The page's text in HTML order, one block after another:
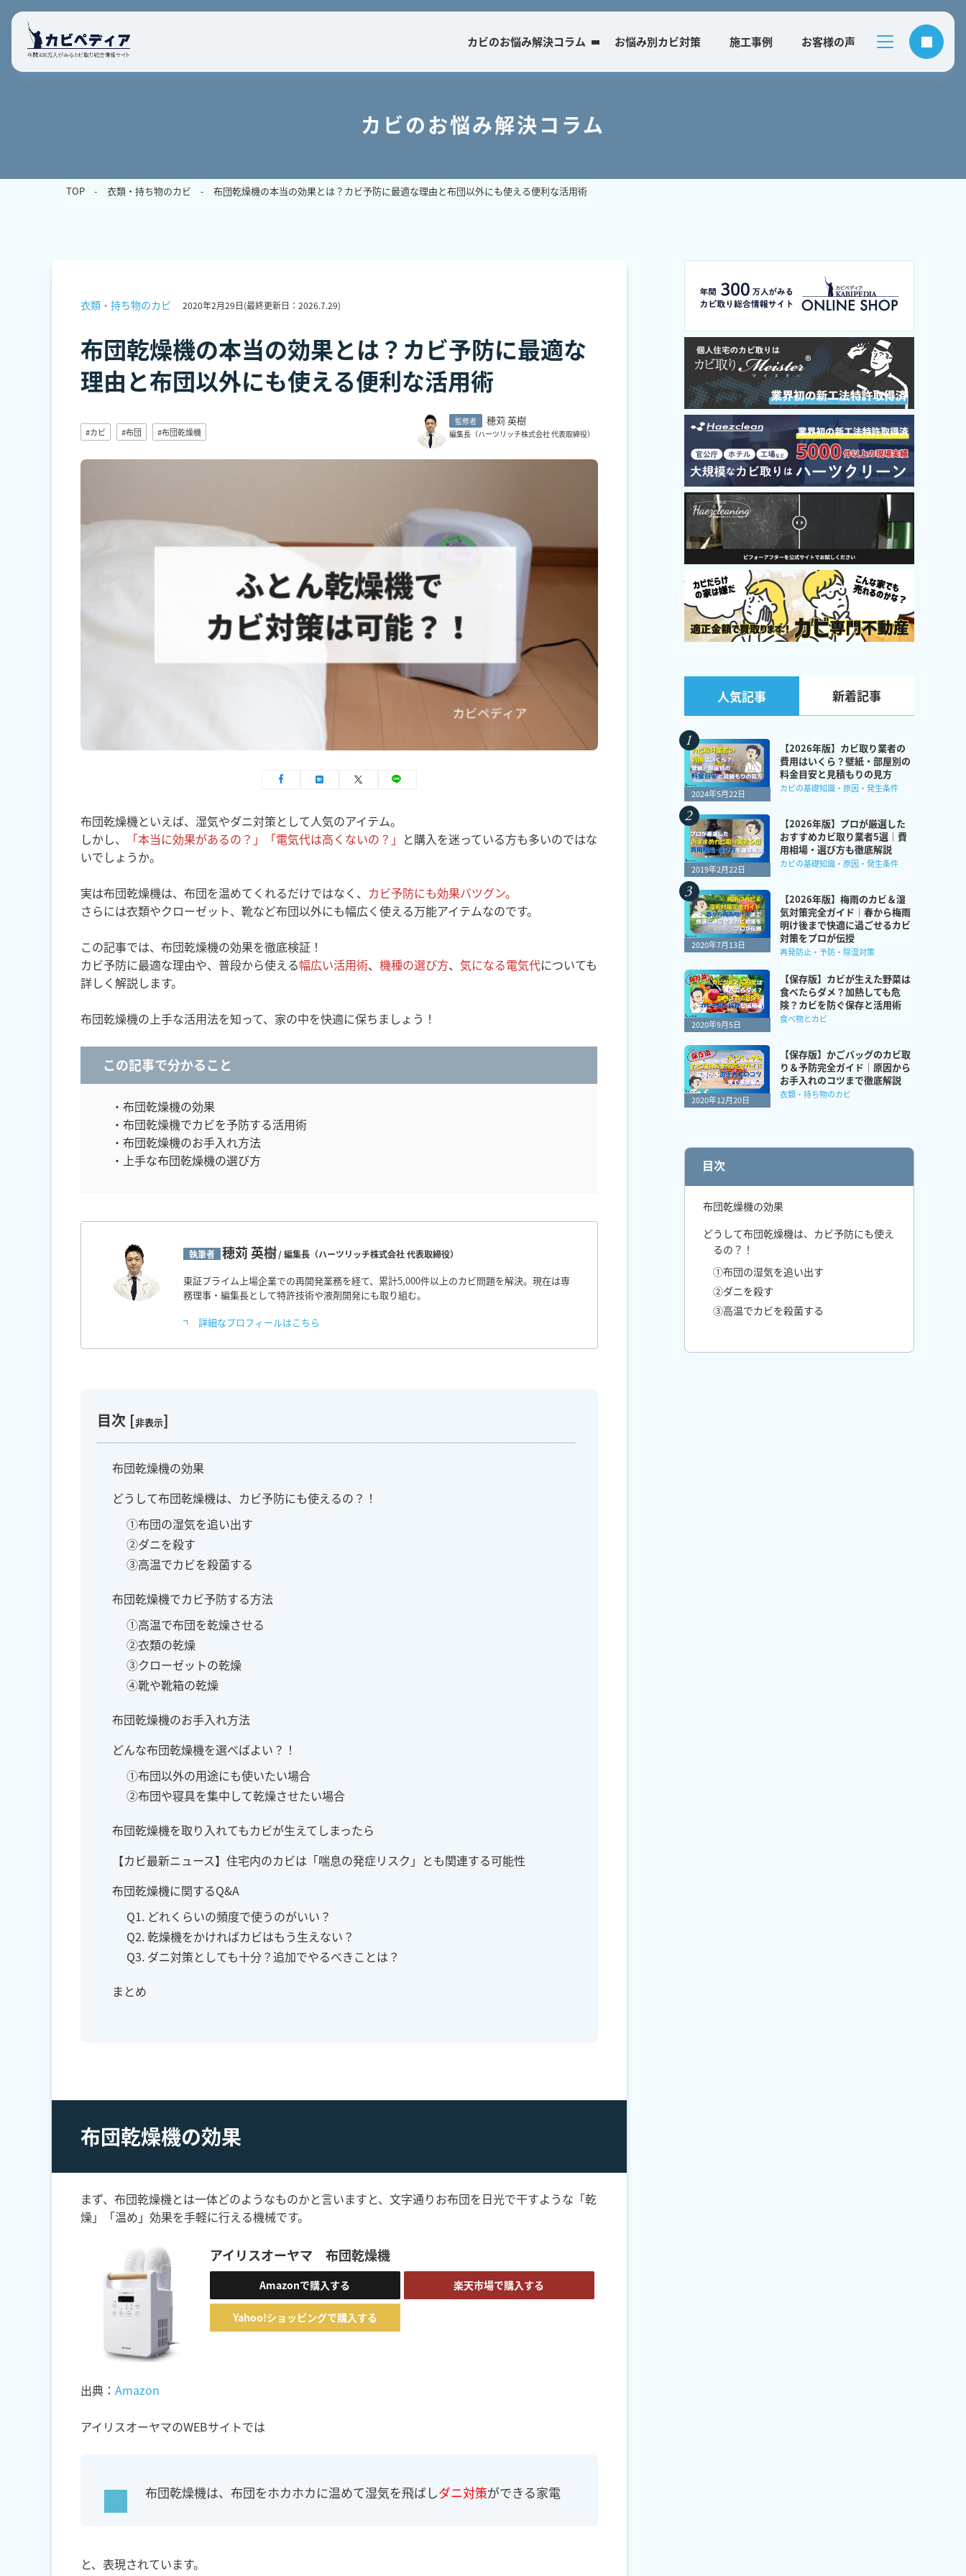
カビのお悩み解決コラム お悩み別カビ対策 施工事例 お客様の声
カビのお悩み解決コラム
TOP 衣類・持ち物のカビ 布団乾燥機の本当の効果とは？カビ予防に最適な理由と布団以外にも使える便利な活用術
衣類・持ち物のカビ 2020年2月29日(最終更新日： 2026.7.29)
布団乾燥機の本当の効果とは？カビ予防に最適な
理由と布団以外にも使える便利な活用術
#カビ #布団 #布団乾燥機
監修者 穂苅 英樹
編集長（ハーツリッチ株式会社 代表取締役）
布団乾燥機といえば、湿気やダニ対策として人気のアイテム。
しかし、
「本当に効果があるの？」「電気代は高くないの？」 と購入を迷っている方も多いのではな
いでしょうか。
実は布団乾燥機は、布団を温めてくれるだけではなく、 カビ予防にも効果バツグン。
さらには衣類やクローゼット、靴など布団以外にも幅広く使える万能アイテムなのです。
この記事では、布団乾燥機の効果を徹底検証！
カビ予防に最適な理由や、普段から使える幅広い活用術、 機種の選び方、 気になる電気代についても
詳しく解説します。
布団乾燥機の上手な活用法を知って、家の中を快適に保ちましょう！
この記事で分かること
・布団乾燥機の効果
・布団乾燥機でカビを予防する活用術
・布団乾燥機のお手入れ方法
・上手な布団乾燥機の選び方
執筆者 穂苅 英樹/ 編集長（ハーツリッチ株式会社 代表取締役）
東証プライム上場企業での再開発業務を経て、累計5,000件以上のカビ問題を解決。現在は専
務理事・編集長として特許技術や液剤開発にも取り組む。
詳細なプロフィールはこちら
目次 [非表示]
布団乾燥機の効果
どうして布団乾燥機は、カビ予防にも使えるの？！
①布団の湿気を追い出す
②ダニを殺す
③高温でカビを殺菌する
布団乾燥機でカビ予防する方法
①高温で布団を乾燥させる
②衣類の乾燥
③クローゼットの乾燥
④靴や靴箱の乾燥
布団乾燥機のお手入れ方法
どんな布団乾燥機を選べばよい？！
①布団以外の用途にも使いたい場合
②布団や寝具を集中して乾燥させたい場合
布団乾燥機を取り入れてもカビが生えてしまったら
【カビ最新ニュース】住宅内のカビは「喘息の発症リスク」とも関連する可能性
布団乾燥機に関するQ&A
Q1. どれくらいの頻度で使うのがいい？
Q2. 乾燥機をかければカビはもう生えない？
Q3. ダニ対策としても十分？追加でやるべきことは？
まとめ
布団乾燥機の効果
まず、布団乾燥機とは一体どのようなものかと言いますと、文字通りお布団を日光で干すような「乾
燥」「温め」効果を手軽に行える機械です。
アイリスオーヤマ 布団乾燥機
Amazonで購入する 楽天市場で購入する
Yahoo!ショッピングで購入する
出典： Amazon
アイリスオーヤマのWEBサイトでは
布団乾燥機は、布団をホカホカに温めて湿気を飛ばしダニ対策ができる家電
と、表現されています。
人気記事 新着記事
2024年5月22日
【2026年版】カビ取り業者の
費用はいくら？壁紙・部屋別の
料金目安と見積もりの見方
カビの基礎知識・原因・発生条件
2019年2月22日
【2026年版】プロが厳選した
おすすめカビ取り業者5選｜費
用相場・選び方も徹底解説
カビの基礎知識・原因・発生条件
2020年7月13日
【2026年版】梅雨のカビ＆湿
気対策完全ガイド｜春から梅雨
明け後まで快適に過ごせるカビ
対策をプロが伝授
再発防止・予防・除湿対策
2020年9月5日
【保存版】カビが生えた野菜は
食べたらダメ？加熱しても危
険？カビを防ぐ保存と活用術
食べ物とカビ
2020年12月20日
【保存版】かごバッグのカビ取
り＆予防完全ガイド｜原因から
お手入れのコツまで徹底解説
衣類・持ち物のカビ
目次
布団乾燥機の効果
どうして布団乾燥機は、カビ予防にも使え
るの？！
①布団の湿気を追い出す
②ダニを殺す
③高温でカビを殺菌する